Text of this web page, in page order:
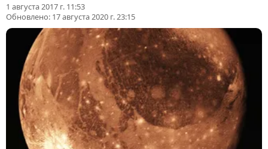
1 августа 2017 г. 11:53
Обновлено: 17 августа 2020 г. 23:15